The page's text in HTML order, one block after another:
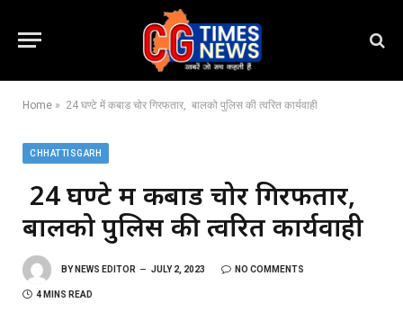
Home » 24 घण्टे में कबाड चोर गिरफतार, बालको पुलिस की त्वरित कार्यवाही
CHHATTISGARH
24 घण्टे में कबाड चोर गिरफतार,
बालको पुलिस की त्वरित कार्यवाही
BY NEWS EDITOR JULY 2, 2023 NO COMMENTS
4 MINS READ